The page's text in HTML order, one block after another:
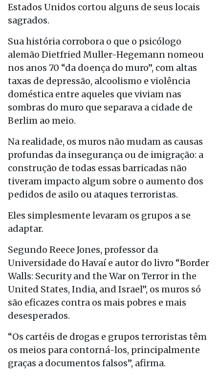
Estados Unidos cortou alguns de seus locais
sagrados.
Sua história corrobora o que o psicólogo
alemão Dietfried Muller-Hegemann nomeou
nos anos 70 “da doença do muro”, com altas
taxas de depressão, alcoolismo e violência
doméstica entre aqueles que viviam nas
sombras do muro que separava a cidade de
Berlim ao meio.
Na realidade, os muros não mudam as causas
profundas da insegurança ou de imigração: a
construção de todas essas barricadas não
tiveram impacto algum sobre o aumento dos
pedidos de asilo ou ataques terroristas.
Eles simplesmente levaram os grupos a se
adaptar.
Segundo Reece Jones, professor da
Universidade do Havaí e autor do livro “Border
Walls: Security and the War on Terror in the
United States, India, and Israel”, os muros só
são eficazes contra os mais pobres e mais
desesperados.
“Os cartéis de drogas e grupos terroristas têm
os meios para contorná-los, principalmente
graças a documentos falsos”, afirma.